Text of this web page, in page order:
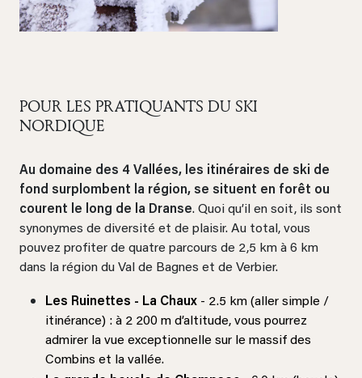
POUR LES PRATIQUANTS DU SKI
NORDIQUE
Au domaine des 4 Vallées, les itinéraires de ski de
fond surplombent la région, se situent en forêt ou
courent le long de la Dranse. Quoi qu’il en soit, ils sont
synonymes de diversité et de plaisir. Au total, vous
pouvez profiter de quatre parcours de 2,5 km à 6 km
dans la région du Val de Bagnes et de Verbier.
Les Ruinettes - La Chaux - 2.5 km (aller simple /
itinérance) : à 2 200 m d’altitude, vous pourrez
admirer la vue exceptionnelle sur le massif des
Combins et la vallée.